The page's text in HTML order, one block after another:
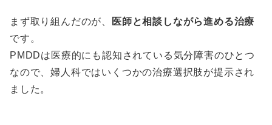
まず取り組んだのが、
医師と相談しながら進める治療
です。
PMDDは医療的にも認知されている気分障害のひとつ
なので、婦人科ではいくつかの治療選択肢が提示され
ました。